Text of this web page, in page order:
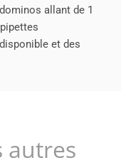
allant de 1
et des
autres